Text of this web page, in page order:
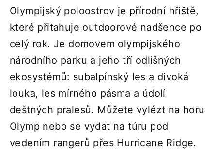
Olympijský poloostrov je přírodní hřiště,
které přitahuje outdoorové nadšence po
celý rok. Je domovem olympijského
národního parku a jeho tří odlišných
ekosystémů: subalpínský les a divoká
louka, les mírného pásma a údolí
deštných pralesů. Můžete vylézt na horu
Olymp nebo se vydat na túru pod
vedením rangerů přes Hurricane Ridge.